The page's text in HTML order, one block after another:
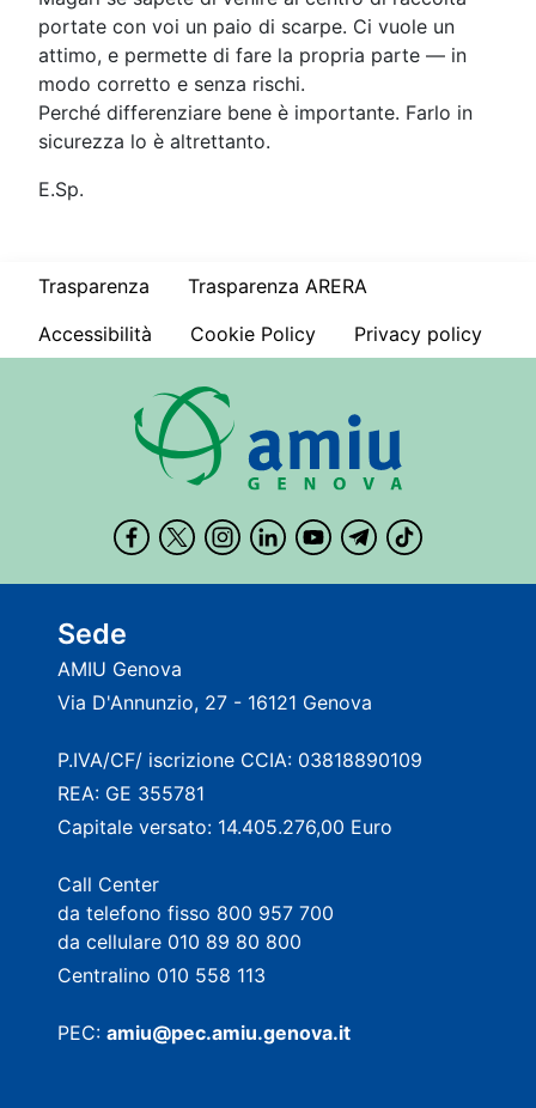
portate con voi un paio di scarpe. Ci vuole un
attimo, e permette di fare la propria parte — in
modo corretto e senza rischi.
Perché differenziare bene è importante. Farlo in
sicurezza lo è altrettanto.
E.Sp.
Trasparenza
Trasparenza ARERA
Accessibilità
Cookie Policy Privacy policy
Sede
AMIU Genova
Via D'Annunzio, 27 - 16121 Genova
P.IVA/CF/ iscrizione CCIA: 03818890109
REA: GE 355781
Capitale versato: 14.405.276,00 Euro
Call Center
da telefono fisso 800 957 700
da cellulare 010 89 80 800
Centralino 010 558 113
PEC: amiu@pec.amiu.genova.it